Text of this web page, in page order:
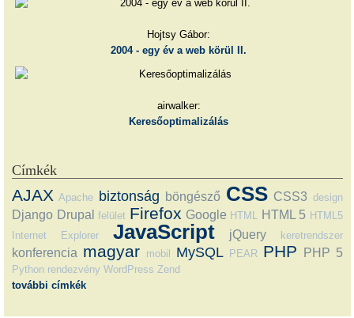
Hojtsy Gábor:
2004 - egy év a web körül II.
airwalker:
Keresőoptimalizálás
Címkék
AJAX Apache biztonság böngésző CSS CSS3 design
Django Drupal felület Firefox Google HTML HTML 5 HTML5
Internet Explorer
JavaScript jQuery keretrendszer
konferencia magyar mobil MySQL PEAR PHP PHP 5
Python rendezvény WordPress Zend
további címkék